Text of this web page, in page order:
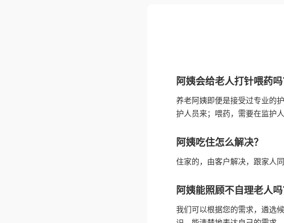
阿姨会给老人打针喂药吗
养老阿姨即便是接受过专业的
护人员来；喂药，需要在监护
阿姨吃住怎么解决？
住家的，由客户解决，跟家人
阿姨能照顾不自理老人吗
我们可以根据您的需求，遴选